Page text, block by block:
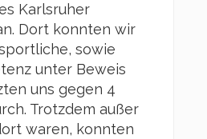
Karlsruher
Dort konnten wir
sowie
unter Beweis
uns gegen 4
Trotzdem außer
waren, konnten